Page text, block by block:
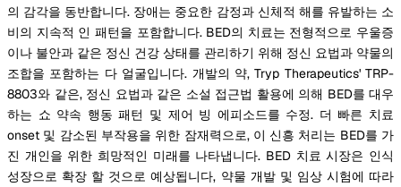
의 감각을 동반합니다. 장애는 중요한 감정과 신체적 해를 유발하는 소
비의 지속적 인 패턴을 포함합니다. BED의 치료는 전형적으로 우울증
이나 불안과 같은 정신 건강 상태를 관리하기 위해 정신 요법과 약물의
조합을 포함하는 다 얼굴입니다. 개발의 약, Tryp Therapeutics' TRP-
8803와 같은, 정신 요법과 같은 소설 접근법 활용에 의해 BED를 대우
하는 쇼 약속 행동 패턴 및 제어 빙 에피소드를 수정. 더 빠른 치료
onset 및 감소된 부작용을 위한 잠재력으로, 이 신흥 처리는 BED를 가
진 개인을 위한 희망적인 미래를 나타냅니다. BED 치료 시장은 인식
성장으로 확장 할 것으로 예상됩니다, 약물 개발 및 임상 시험에 따라